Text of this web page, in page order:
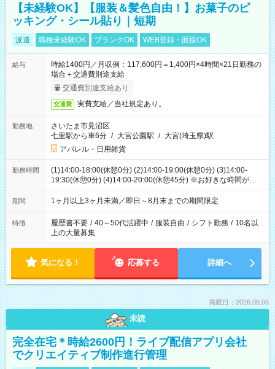
【未経験OK】【服装＆髪色自由！】お菓子のピ
ッキング・シール貼り｜短期
派遣 職種未経験OK ブランクOK WEB登録・面接OK
給与
時給1400円／月収例：117,600円＝1,400円×4時間×21日勤務の
場合＋交通費別途支給
交通費別途支給あり
交通費 実費支給／当社規定あり。
勤務地
さいたま市見沼区
七里駅から車6分 / 大宮公園駅 / 大宮(埼玉県)駅
アパレル・日用雑貨
勤務時間
(1)14:00-18:00(休憩0分) (2)14:00-19:00(休憩0分) (3)14:00-
19:30(休憩0分) (4)14:00-20:00(休憩45分) ※お好きな時間が選べ
ます
期間 1ヶ月以上3ヶ月未満／即日～8月末までの期間限定
特徴 履歴書不要 / 40～50代活躍中 / 服装自由 / シフト勤務 / 10名以
上の大量募集
気になる！ 応募する 詳細へ
掲載日：2026.08.06
未読
完全在宅＊時給2600円！ライブ配信アプリ会社
でクリエイティブ制作進行管理